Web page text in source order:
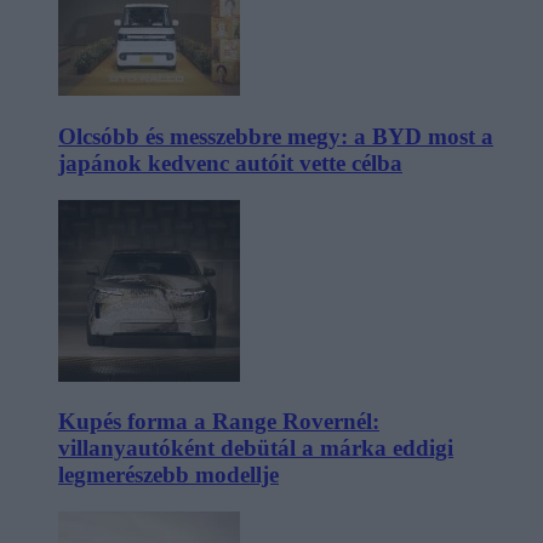
Olcsóbb és messzebbre megy: a BYD most a
japánok kedvenc autóit vette célba
Kupés forma a Range Rovernél:
villanyautóként debütál a márka eddigi
legmerészebb modellje